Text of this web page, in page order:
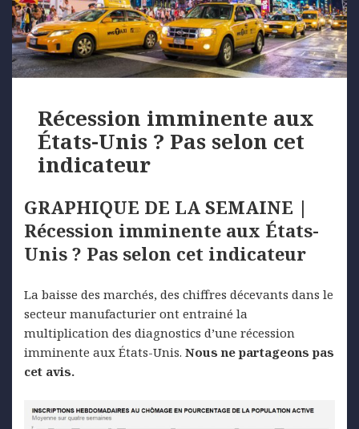
Récession imminente aux
États-Unis ? Pas selon cet
indicateur
GRAPHIQUE DE LA SEMAINE |
Récession imminente aux États-
Unis ? Pas selon cet indicateur
La baisse des marchés, des chiffres décevants dans le
secteur manufacturier ont entrainé la
multiplication des diagnostics d’une récession
imminente aux États-Unis. Nous ne partageons pas
cet avis.